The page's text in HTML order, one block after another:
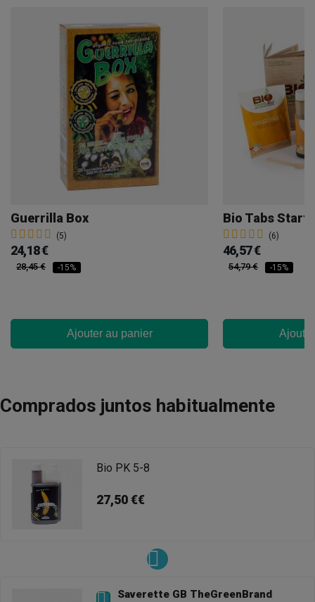
Guerrilla Box
(5)
24,18 €
28,45 € -15%
Ajouter au panier
Bio Tabs
(6)
46,57 €
54,79 € -15%
Comprados juntos habitualmente
Bio PK 5-8
27,50 €€
 Saverette GB TheGreenBrand